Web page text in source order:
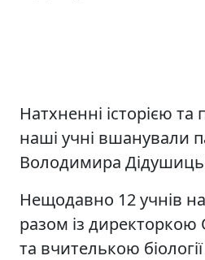
Натхненні історією
наші учні вшанували
Володимира
Нещодавно 12 учнів
разом із
та вчителькою